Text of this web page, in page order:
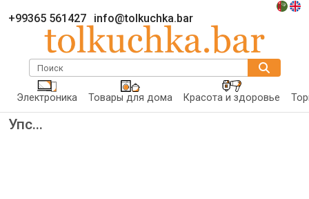
+99365 561427 info@tolkuchka.bar
Поиск
Электроника Товары для дома Красота и здоровье
Упс...